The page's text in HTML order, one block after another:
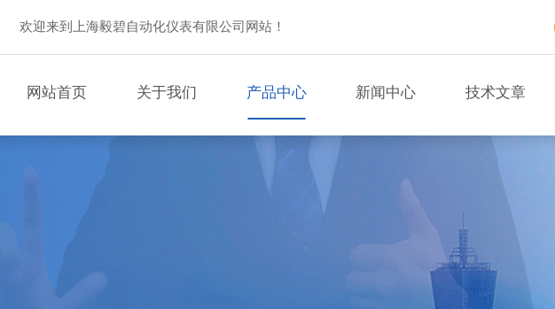
欢迎来到上海毅碧自动化仪表有限公司网站！
网站首页 关于我们 产品中心 新闻中心 技术文章